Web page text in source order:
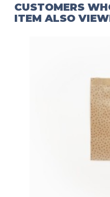
CUSTOMERS
ITEM ALSO